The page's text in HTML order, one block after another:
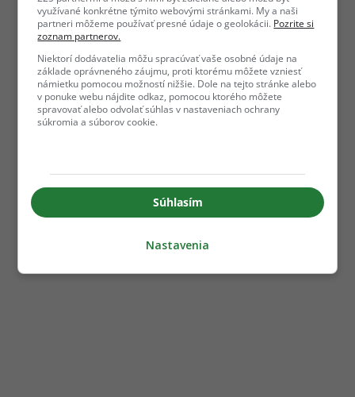
využívané konkrétne týmito webovými stránkami. My a naši
partneri môžeme používať presné údaje o geolokácii. Pozrite si
zoznam partnerov.
Niektorí dodávatelia môžu spracúvať vaše osobné údaje na
základe oprávneného záujmu, proti ktorému môžete vzniesť
námietku pomocou možností nižšie. Dole na tejto stránke alebo
v ponuke webu nájdite odkaz, pomocou ktorého môžete
spravovať alebo odvolať súhlas v nastaveniach ochrany
súkromia a súborov cookie.
Súhlasím
Nastavenia